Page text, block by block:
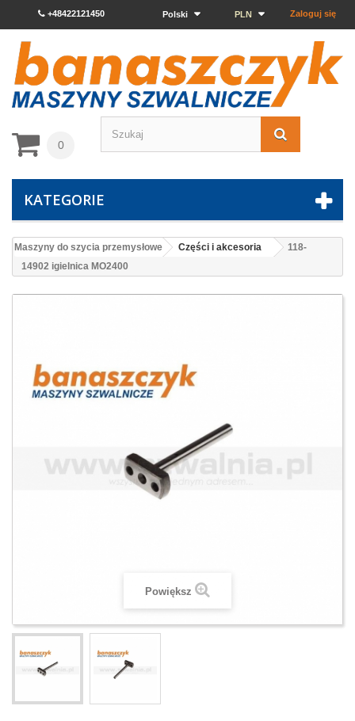
Zaloguj się
PLN
Polski
+48422121450
0
KATEGORIE
Maszyny do szycia przemysłowe Części i akcesoria
118-
14902 igielnica MO2400
Powiększ